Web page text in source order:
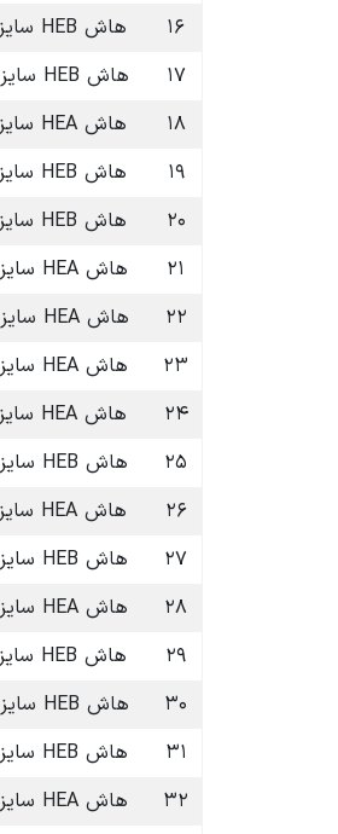
۱۶
هاش HEB سایز ۱۲
۱۷
هاش HEB سایز ۳۰
۱۸
هاش HEA سایز ۲۰
۱۹
هاش HEB سایز ۲۰
۲۰
هاش HEB سایز ۱۶
۲۱
هاش HEA سایز ۴۰
۲۲
هاش HEA سایز ۲۴
۲۳
هاش HEA سایز ۲۶
۲۴
هاش HEA سایز ۶۰
۲۵
هاش HEB سایز ۴۰
۲۶
هاش HEA سایز ۱۲
۲۷
هاش HEB سایز ۱۴
۲۸
هاش HEA سایز ۱۴
۲۹
هاش HEB سایز ۱۸
۳۰
هاش HEB سایز ۲۸
۳۱
هاش HEB سایز ۵۰
۳۲
هاش HEA سایز ۷۰